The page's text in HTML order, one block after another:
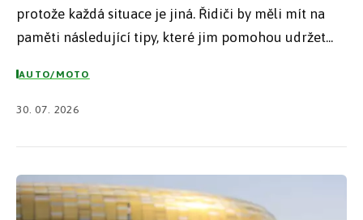
protože každá situace je jiná. Řidiči by měli mít na
paměti následující tipy, které jim pomohou udržet...
AUTO/MOTO
30. 07. 2026